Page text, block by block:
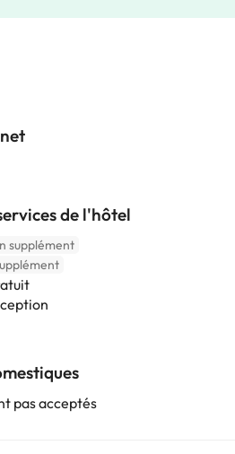
de l'hôtel
supplément
pas acceptés